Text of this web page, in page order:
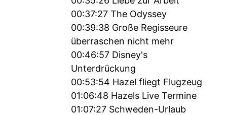
00:37:27 The Odyssey
00:39:38 Große Regisseure
überraschen nicht mehr
00:46:57 Disney's
Unterdrückung
00:53:54 Hazel fliegt Flugzeug
01:06:48 Hazels Live Termine
01:07:27 Schweden-Urlaub